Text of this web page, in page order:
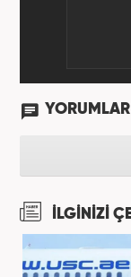
YORUMLAR
İLGİNİZİ